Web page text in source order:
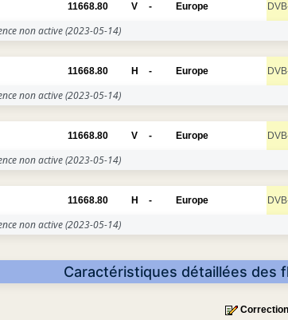
11668.80 V - Europe
non active(2023-05-14)
11668.80 H - Europe
non active(2023-05-14)
11668.80 V - Europe
non active(2023-05-14)
11668.80 H - Europe
non active(2023-05-14)
Caractéristiques détaillées des